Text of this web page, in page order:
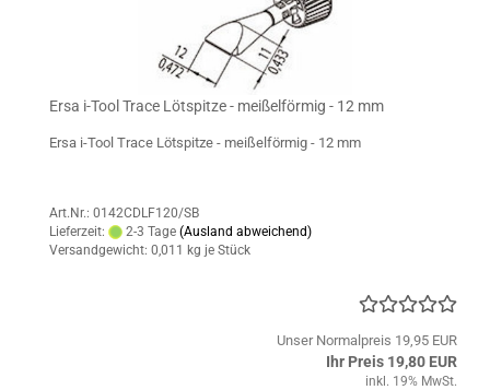
Ersa i-Tool Trace Lötspitze - meißelförmig - 12 mm
Ersa i-Tool Trace Lötspitze - meißelförmig - 12 mm
Art.Nr.: 0142CDLF120/SB
Lieferzeit:
2-3 Tage (Ausland abweichend)
Versandgewicht: 0,011 kg je Stück
Unser Normalpreis 19,95 EUR
Ihr Preis 19,80 EUR
inkl. 19% MwSt.